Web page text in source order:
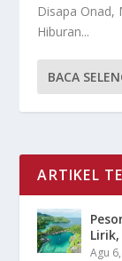
Disapa Onad,
Hiburan...
BACA
ARTIKEL
Agu